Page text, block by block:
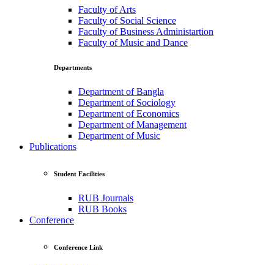
Faculty of Arts
Faculty of Social Science
Faculty of Business Administartion
Faculty of Music and Dance
Departments
Department of Bangla
Department of Sociology
Department of Economics
Department of Management
Department of Music
Publications
Student Facilities
RUB Journals
RUB Books
Conference
Conference Link